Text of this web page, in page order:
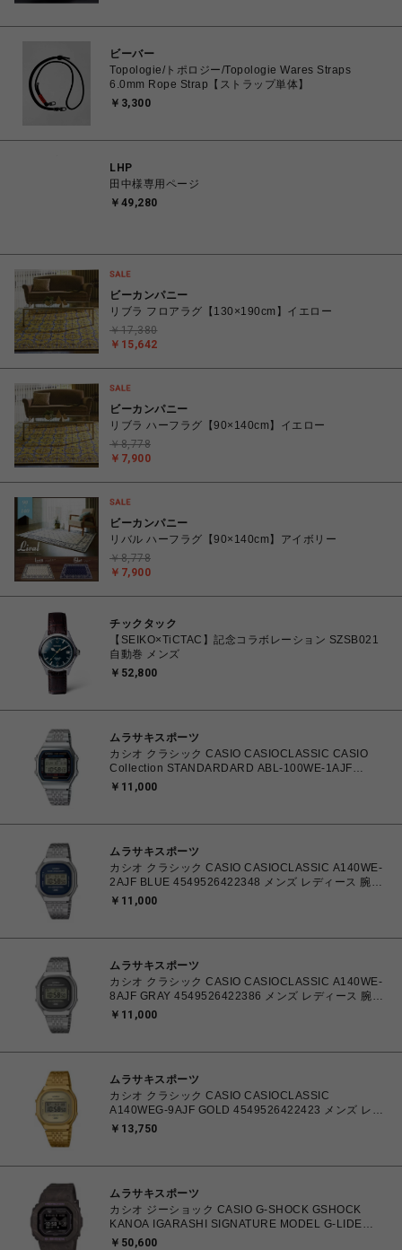
ビーバー
Topologie/トポロジー/Topologie Wares Straps
6.0mm Rope Strap【ストラップ単体】
￥3,300
LHP
田中様専用ページ
￥49,280
ビーカンパニー
リブラ フロアラグ【130×190cm】イエロー
￥15,642
￥17,380
ビーカンパニー
リブラ ハーフラグ【90×140cm】イエロー
￥7,900
￥8,778
ビーカンパニー
リバル ハーフラグ【90×140cm】アイボリー
￥7,900
￥8,778
チックタック
【SEIKO×TiCTAC】記念コラボレーション SZSB021
自動巻 メンズ
￥52,800
ムラサキスポーツ
カシオ クラシック CASIO CASIOCLASSIC CASIO
Collection STANDARDARD ABL-100WE-1AJF
4549526378195 メンズ レディース 腕時計 国内正規
￥11,000
ムラサキスポーツ
カシオ クラシック CASIO CASIOCLASSIC A140WE-
2AJF BLUE 4549526422348 メンズ レディース 腕時
￥11,000
ムラサキスポーツ
カシオ クラシック CASIO CASIOCLASSIC A140WE-
8AJF GRAY 4549526422386 メンズ レディース 腕時
￥11,000
ムラサキスポーツ
カシオ クラシック CASIO CASIOCLASSIC
A140WEG-9AJF GOLD 4549526422423 メンズ レデ
ィース 腕時計 国内正規品 【送料無料 北海道/沖縄/離島
￥13,750
ムラサキスポーツ
カシオ ジーショック CASIO G-SHOCK GSHOCK
KANOA IGARASHI SIGNATURE MODEL G-LIDE
GBX-H5600 Series GBX-H5600KI-5JR メンズ 腕時計
￥50,600